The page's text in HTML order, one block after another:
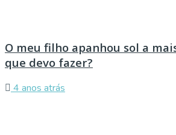
O meu filho apanhou sol a
que devo fazer?
4 anos atrás